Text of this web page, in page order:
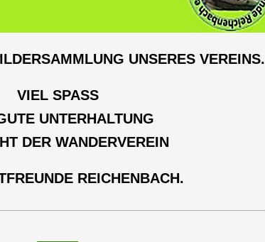
UNSERES VEREINS.
VIEL SPASS
UNTERHALTUNG
DER WANDERVEREIN
REICHENBACH.